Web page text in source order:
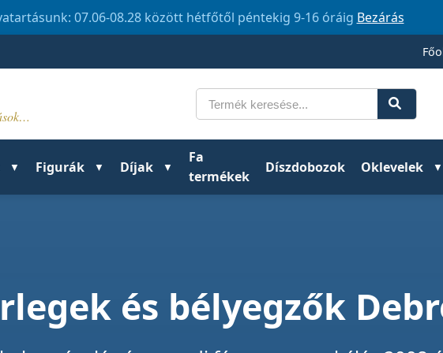
07.06-08.28 között hétfőtől péntekig 9-16 óráig Bezárás
Keresés
Figurák Díjak
Fa
termékek
Díszdobozok Oklevelek
és bélyegzők